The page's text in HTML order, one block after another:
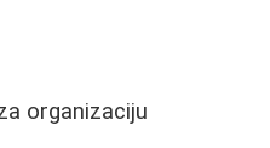
organizaciju